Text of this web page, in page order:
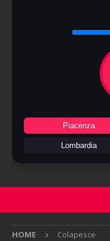
Piacenza
Lombardia
HOME Colapesce